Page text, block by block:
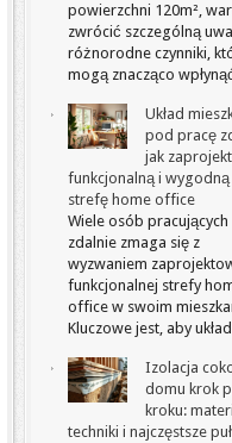
powierzchni 120m²,
zwrócić szczególną
różnorodne czynniki,
mogą znacząco
Układ
pod pracę
jak
funkcjonalną i wygodną
strefę home office
Wiele osób pracujących
zdalnie zmaga się z
wyzwaniem
funkcjonalnej strefy
office w swoim
Kluczowe jest, aby
Izolacja
domu krok
kroku:
techniki i najczęstsze